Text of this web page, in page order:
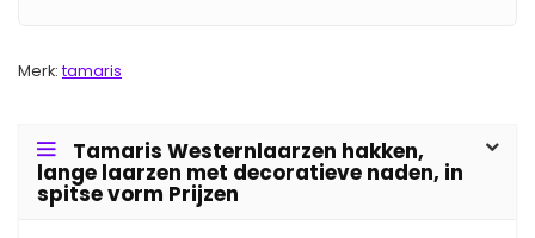
Merk:tamaris
Tamaris Westernlaarzen hakken,
lange laarzen met decoratieve naden, in
spitse vorm Prijzen